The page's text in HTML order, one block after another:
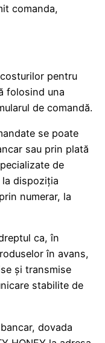
comanda,
pentru
folosind una
de comandă.
se poate
sau prin plată
de
dispoziția
numerar, la
ca, în
în avans,
și transmise
stabilite de
dovada